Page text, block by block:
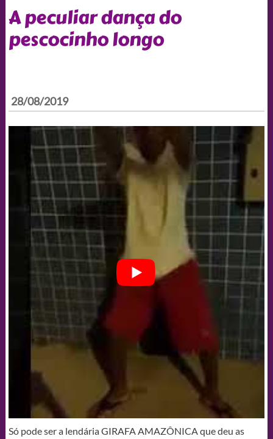
A peculiar dança do
pescocinho longo
28/08/2019
Só pode ser a lendária GIRAFA AMAZÔNICA que deu as